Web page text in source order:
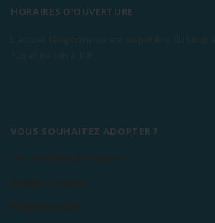
HORAIRES D'OUVERTURE
VOUS SOUHAITEZ ADOPTER ?
Les conditions d'adoption
Adopter un chien
Adopter un chat